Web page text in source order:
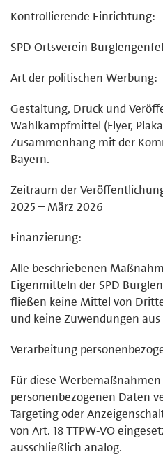
Kontrollierende Einrichtung:
SPD Ortsverein
Art der politischen Werbung:
Gestaltung, Druck und
Wahlkampfmittel (Flyer,
Zusammenhang mit der
Bayern.
Zeitraum der
2025 – März 2026
Finanzierung:
Alle beschriebenen
Eigenmitteln der SPD
fließen keine Mittel von
und keine Zuwendungen aus
Verarbeitung
Für diese
personenbezogenen Daten
Targeting oder
von Art. 18 TTPW-VO
ausschließlich analog.